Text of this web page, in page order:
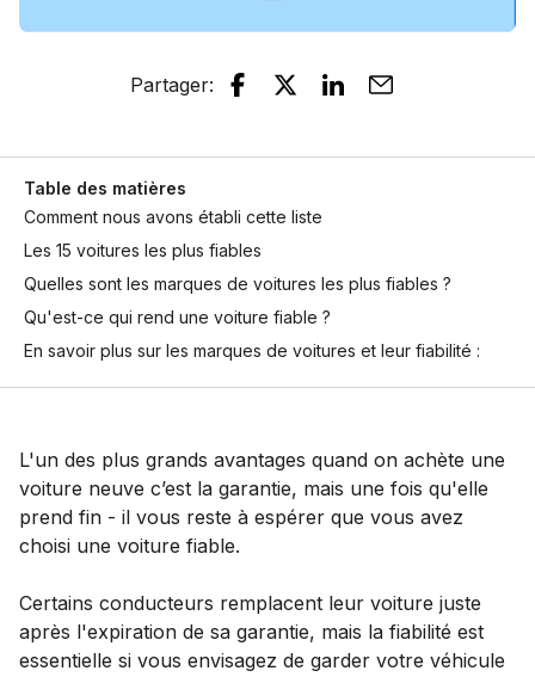
Partager:
Table des matières
Comment nous avons établi cette liste
Les 15 voitures les plus fiables
Quelles sont les marques de voitures les plus fiables ?
Qu'est-ce qui rend une voiture fiable ?
En savoir plus sur les marques de voitures et leur fiabilité :
L'un des plus grands avantages quand on achète une
voiture neuve c’est la garantie, mais une fois qu'elle
prend fin - il vous reste à espérer que vous avez
choisi une voiture fiable.
Certains conducteurs remplacent leur voiture juste
après l'expiration de sa garantie, mais la fiabilité est
essentielle si vous envisagez de garder votre véhicule